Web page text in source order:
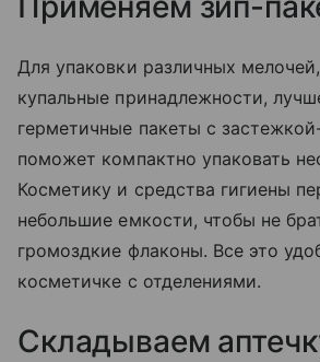
Для упаковки различных
купальные принадлежности,
герметичные пакеты с
поможет компактно упаковать
Косметику и средства гигиены
небольшие емкости, чтобы не
громоздкие флаконы. Все это
косметичке с отделениями.
Складываем